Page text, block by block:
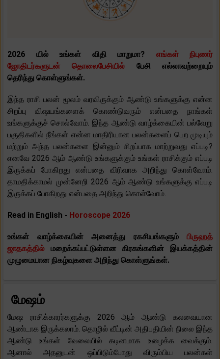
2026 யில் உங்கள் விதி மாறுமா? எங்கள் நிபுணர்
ஜோதிடர்களுடன் தொலைபேசியில் பேசி எல்லாவற்றையும்
தெரிந்து கொள்ளுங்கள்.
இந்த ராசி பலன் மூலம் வரவிருக்கும் ஆண்டு உங்களுக்கு என்ன
சிறப்பு விஷயங்களைக் கொண்டுவரும் என்பதை நாங்கள்
உங்களுக்குச் சொல்வோம். இந்த ஆண்டு வாழ்க்கையின் பல்வேறு
பகுதிகளில் நீங்கள் என்ன மாதிரியான பலன்களைப் பெற முடியும்
மற்றும் அந்த பலன்களை இன்னும் சிறப்பாக மாற்றுவது எப்படி?
எனவே 2026 ஆம் ஆண்டு உங்களுக்கும் உங்கள் ராசிக்கும் எப்படி
இருக்கப் போகிறது என்பதை விரிவாக அறிந்து கொள்வோம்.
தாமதிக்காமல் முன்னேறி 2026 ஆம் ஆண்டு உங்களுக்கு எப்படி
இருக்கப் போகிறது என்பதை அறிந்து கொள்வோம்.
Read in English - Horoscope 2026
உங்கள் வாழ்க்கையின் அனைத்து ரகசியங்களும் பிருஹத்
ஜாதகத்தில் மறைக்கப்பட்டுள்ளன கிரகங்களின் இயக்கத்தின்
முழுமையான நிகழ்வுகளை அறிந்து கொள்ளுங்கள்.
மேஷம்
மேஷ ராசிக்காரர்களுக்கு 2026 ஆம் ஆண்டு கலவையான
ஆண்டாக இருக்கலாம். தொழில் வீட்டின் அதிபதியின் நிலை இந்த
ஆண்டு உங்கள் வேலையில் கடினமாக உழைக்க வைக்கும்.
ஆனால் அதனுடன் ஒப்பிடும்போது விரும்பிய பலன்கள்